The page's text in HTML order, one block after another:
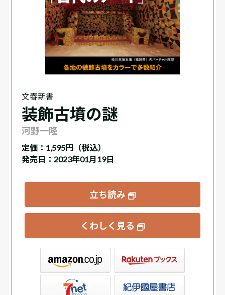
文春新書
装飾古墳の謎
河野一隆
定価： 1,595円（税込）
発売日：2023年01月19日
立ち読み
くわしく見る
書店ウェブストア